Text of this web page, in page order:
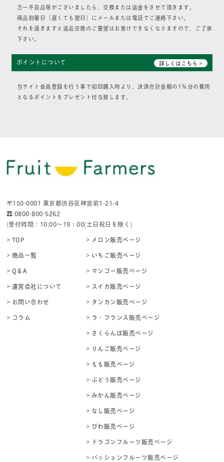
万一不良品等がございましたら、交換または返金をさせて頂きます。
商品到着日（遅くても翌日）にメールまたは電話でご連絡下さい。
それを過ぎますと返品交換のご要望はお受けできなくなりますので、ご了承
下さい。
ポイントについて 詳しくはこちら >
当サイト会員登録を行う事で初回購入時より、決済合計金額の1％分の費用
となるポイントをプレゼント付与致します。
〒150-0001 東京都渋谷区神宮前1-21-4
☎:0800-800-5262
(受付時間：10:00〜19：00(土日祝日を除く)
> TOP
> 商品一覧
> Q＆A
> 運営会社について
> お問い合わせ
> コラム
> メロン販売ページ
> いちご販売ページ
> マンゴー販売ページ
> スイカ販売ページ
> タンカン販売ページ
> ラ・フランス販売ページ
> さくらんぼ販売ページ
> りんご販売ページ
> もも販売ページ
> ぶどう販売ページ
> みかん販売ページ
> なし販売ページ
> びわ販売ページ
> ドラゴンフルーツ販売ページ
> パッションフルーツ販売ページ